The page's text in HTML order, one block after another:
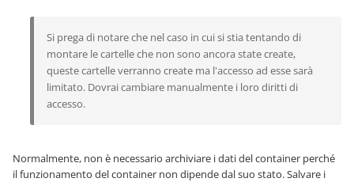
Si prega di notare che nel caso in cui si stia tentando di
montare le cartelle che non sono ancora state create,
queste cartelle verranno create ma l'accesso ad esse sarà
limitato. Dovrai cambiare manualmente i loro diritti di
accesso.
Normalmente, non è necessario archiviare i dati del container perché
il funzionamento del container non dipende dal suo stato. Salvare i